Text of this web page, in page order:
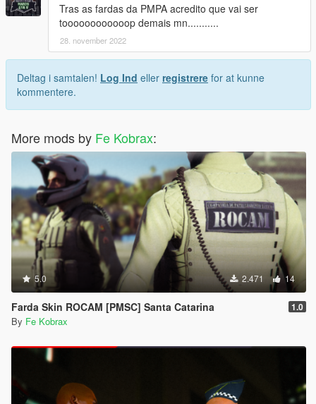
Tras as fardas da PMPA acredito que vai ser
toooooooooooop demais mn...........
28. november 2022
Deltag i samtalen! Log Ind eller registrere for at kunne
kommentere.
More mods by Fe Kobrax:
5.0 2.471 14
Farda Skin ROCAM [PMSC] Santa Catarina 1.0
By Fe Kobrax